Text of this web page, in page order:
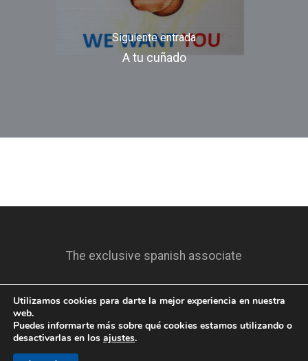
Siguiente entrada
A tu cuñado
The exclusive spanish associate
Utilizamos cookies para darte la mejor experiencia en nuestra
web.
Puedes informarte más sobre qué cookies estamos utilizando o
desactivarlas en los ajustes.